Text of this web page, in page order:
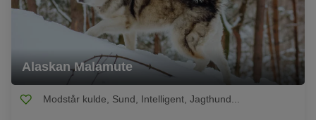
Alaskan Malamute
Modstår kulde, Sund, Intelligent, Jagthund...